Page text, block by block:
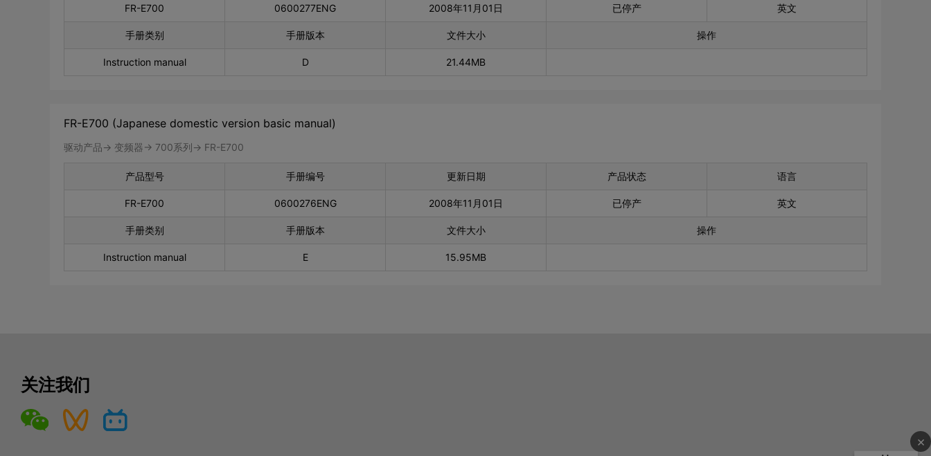
FR-E700 0600277ENG 2008年11月01日 已停产 英文
手册类别 手册版本 文件大小 操作
Instruction manual D 21.44MB
FR-E700 (Japanese domestic version basic manual)
驱动产品-> 变频器-> 700系列-> FR-E700
产品型号 手册编号 更新日期 产品状态 语言
FR-E700 0600276ENG 2008年11月01日 已停产 英文
手册类别 手册版本 文件大小 操作
Instruction manual E 15.95MB
关注我们